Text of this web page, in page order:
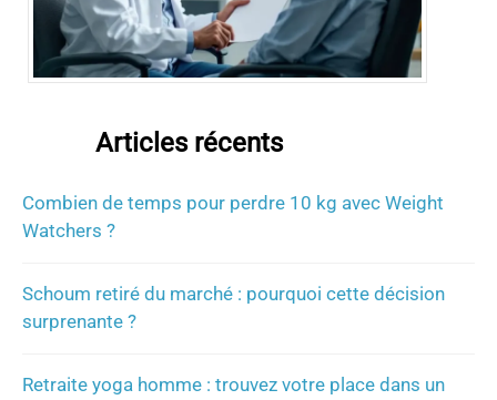
Articles récents
Combien de temps pour perdre 10 kg avec Weight
Watchers ?
Schoum retiré du marché : pourquoi cette décision
surprenante ?
Retraite yoga homme : trouvez votre place dans un